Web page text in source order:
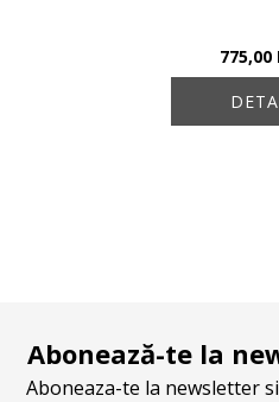
775,00
Abonează-te la
Aboneaza-te la newsletter